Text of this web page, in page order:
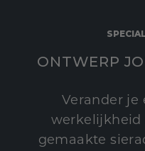
ONTWERP
Verander je
werkelijkheid
gemaakte